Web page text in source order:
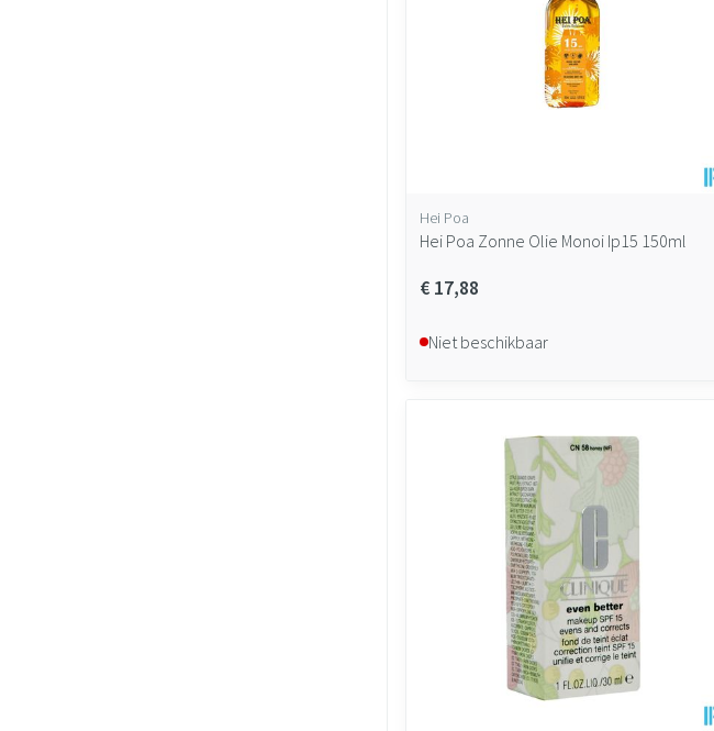
Hei Poa
Hei Poa Zonne Olie Monoi Ip15 150ml
€ 17,88
Niet beschikbaar